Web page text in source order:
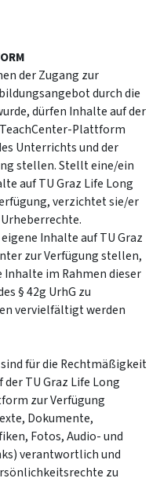
der Zugang zur
durch die
dürfen Inhalte auf der
Plattform
Unterrichts und der
stellen. Stellt eine/ein
auf TU Graz Life Long
verzichtet sie/er
Inhalte auf TU Graz
zur Verfügung stellen,
Inhalte im Rahmen dieser
§ 42g UrhG zu
vervielfältigt werden
für die Rechtmäßigkeit
TU Graz Life Long
zur Verfügung
Dokumente,
Fotos, Audio- und
verantwortlich und
zu